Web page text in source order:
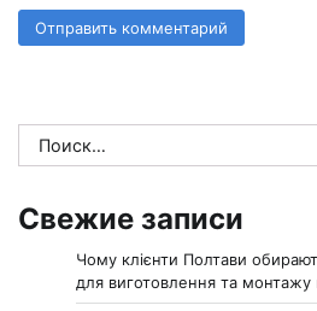
Найти:
Свежие записи
Чому клієнти Полтави
для виготовлення та монтажу